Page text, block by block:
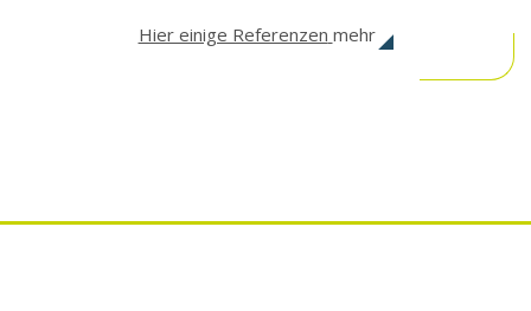
Hier einige Referenzen mehr